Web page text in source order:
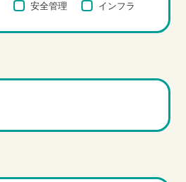
安全管理 インフラ